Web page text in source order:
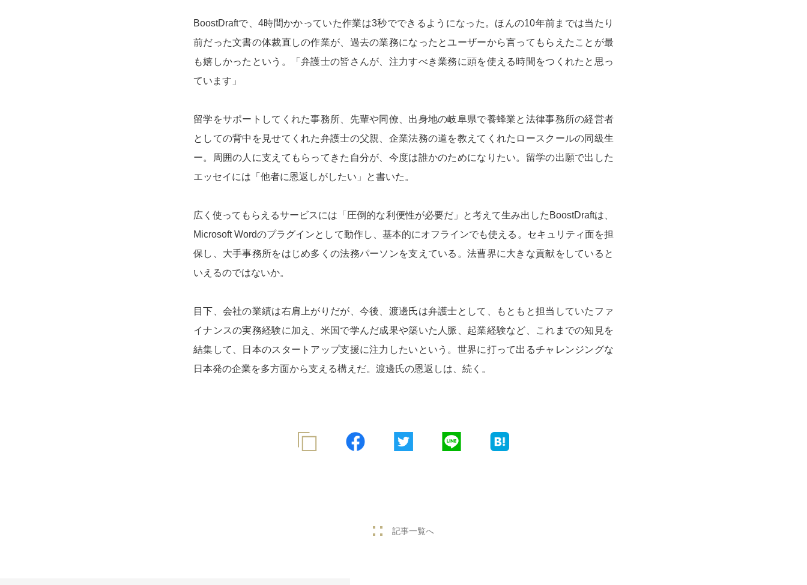
BoostDraftで、4時間かかっていた作業は3秒でできるようになった。ほんの10年前までは当たり
前だった文書の体裁直しの作業が、過去の業務になったとユーザーから言ってもらえたことが最
も嬉しかったという。「弁護士の皆さんが、注力すべき業務に頭を使える時間をつくれたと思っ
ています」
留学をサポートしてくれた事務所、先輩や同僚、出身地の岐阜県で養蜂業と法律事務所の経営者
としての背中を見せてくれた弁護士の父親、企業法務の道を教えてくれたロースクールの同級生
ー。周囲の人に支えてもらってきた自分が、今度は誰かのためになりたい。留学の出願で出した
エッセイには「他者に恩返しがしたい」と書いた。
広く使ってもらえるサービスには「圧倒的な利便性が必要だ」と考えて生み出したBoostDraftは、
Microsoft Wordのプラグインとして動作し、基本的にオフラインでも使える。セキュリティ面を担
保し、大手事務所をはじめ多くの法務パーソンを支えている。法曹界に大きな貢献をしていると
いえるのではないか。
目下、会社の業績は右肩上がりだが、今後、渡邊氏は弁護士として、もともと担当していたファ
イナンスの実務経験に加え、米国で学んだ成果や築いた人脈、起業経験など、これまでの知見を
結集して、日本のスタートアップ支援に注力したいという。世界に打って出るチャレンジングな
日本発の企業を多方面から支える構えだ。渡邊氏の恩返しは、続く。
記事一覧へ